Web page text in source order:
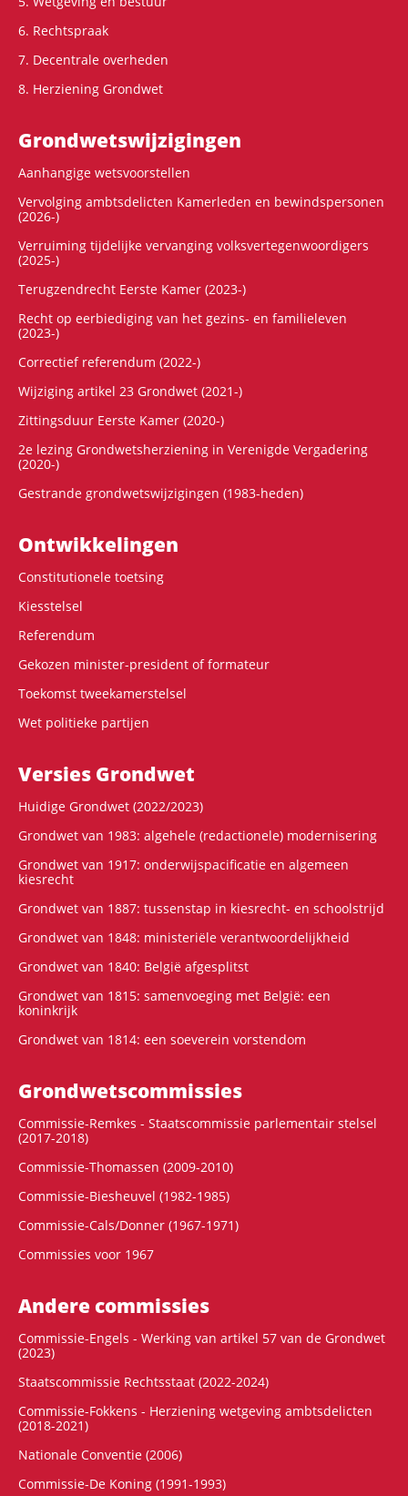
6. Rechtspraak
7. Decentrale overheden
8. Herziening Grondwet
Grondwets­wijzigingen
Aanhangige wetsvoorstellen
Vervolging ambtsdelicten Kamerleden en bewindspersonen
(2026-)
Verruiming tijdelijke vervanging volksvertegenwoordigers
(2025-)
Terugzendrecht Eerste Kamer (2023-)
Recht op eerbiediging van het gezins- en familieleven
(2023-)
Correctief referendum (2022-)
Wijziging artikel 23 Grondwet (2021-)
Zittingsduur Eerste Kamer (2020-)
2e lezing Grondwetsherziening in Verenigde Vergadering
(2020-)
Gestrande grondwetswijzigingen (1983-heden)
Ontwikke­lingen
Constitutionele toetsing
Kiesstelsel
Referendum
Gekozen minister-president of formateur
Toekomst tweekamerstelsel
Wet politieke partijen
Versies Grondwet
Huidige Grondwet (2022/2023)
Grondwet van 1983: algehele (redactionele) modernisering
Grondwet van 1917: onderwijspacificatie en algemeen
kiesrecht
Grondwet van 1887: tussenstap in kiesrecht- en schoolstrijd
Grondwet van 1848: ministeriële verantwoordelijkheid
Grondwet van 1840: België afgesplitst
Grondwet van 1815: samenvoeging met België: een
koninkrijk
Grondwet van 1814: een soeverein vorstendom
Grondwets­commissies
Commissie-Remkes - Staatscommissie parlementair stelsel
(2017-2018)
Commissie-Thomassen (2009-2010)
Commissie-Biesheuvel (1982-1985)
Commissie-Cals/Donner (1967-1971)
Commissies voor 1967
Andere commissies
Commissie-Engels - Werking van artikel 57 van de Grondwet
(2023)
Staatscommissie Rechtsstaat (2022-2024)
Commissie-Fokkens - Herziening wetgeving ambtsdelicten
(2018-2021)
Nationale Conventie (2006)
Commissie-De Koning (1991-1993)